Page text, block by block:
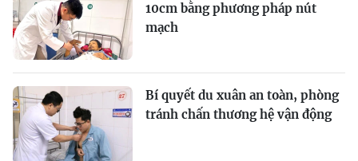
10cm bằng phương pháp nút
mạch
Bí quyết du xuân an toàn, phòng
tránh chấn thương hệ vận động